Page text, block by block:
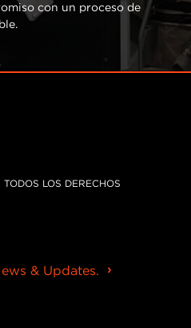
con un proceso de
LOS DERECHOS
& Updates.